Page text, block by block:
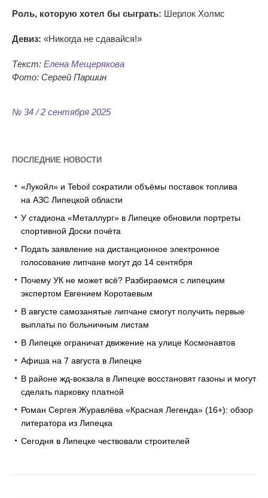
Роль, которую хотел бы сыграть: Шерлок Холмс
Девиз: «Никогда не сдавайся!»
Текст: Елена Мещерякова
Фото: Сергей Паршин
№ 34 / 2 сентября 2025
ПОСЛЕДНИЕ НОВОСТИ
«Лукойл» и Teboil сократили объёмы поставок топлива
на АЗС Липецкой области
У стадиона «Металлург» в Липецке обновили портреты
спортивной Доски почёта
Подать заявление на дистанционное электронное
голосование липчане могут до 14 сентября
Почему УК не может всё? Разбираемся с липецким
экспертом Евгением Коротаевым
В августе самозанятые липчане смогут получить первые
выплаты по больничным листам
В Липецке ограничат движение на улице Космонавтов
Афиша на 7 августа в Липецке
В районе жд-вокзала в Липецке восстановят газоны и могут
сделать парковку платной
Роман Сергея Журавлёва «Красная Легенда» (16+): обзор
литератора из Липецка
Сегодня в Липецке чествовали строителей